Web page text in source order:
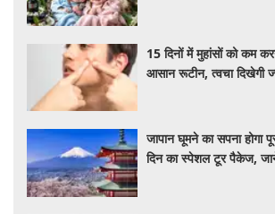
15 दिनों में मुहांसों को कम
आसान रूटीन, त्वचा दिखेगी
जापान घूमने का सपना होगा
दिन का स्पेशल टूर पैकेज,